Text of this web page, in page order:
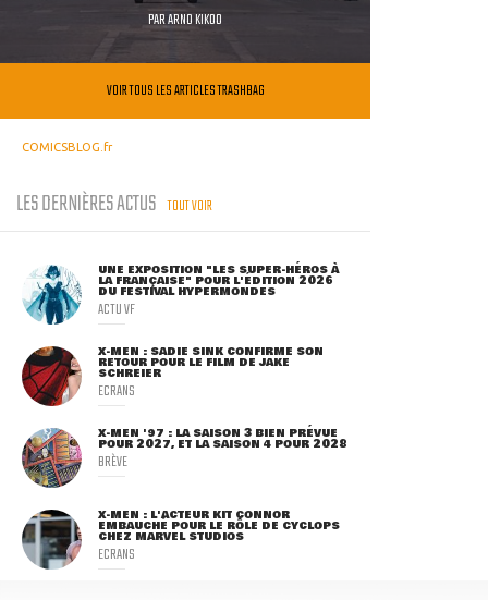
PARARNO KIKOO
VOIR TOUS LES ARTICLES TRASHBAG
COMICSBLOG.fr
LES DERNIÈRES ACTUS TOUT VOIR
UNE EXPOSITION "LES SUPER-HÉROS À
LA FRANÇAISE" POUR L'ÉDITION 2026
DU FESTIVAL HYPERMONDES
ACTU VF
X-MEN : SADIE SINK CONFIRME SON
RETOUR POUR LE FILM DE JAKE
SCHREIER
ECRANS
X-MEN '97 : LA SAISON 3 BIEN PRÉVUE
POUR 2027, ET LA SAISON 4 POUR 2028
BRÈVE
X-MEN : L'ACTEUR KIT CONNOR
EMBAUCHÉ POUR LE RÔLE DE CYCLOPS
CHEZ MARVEL STUDIOS
ECRANS